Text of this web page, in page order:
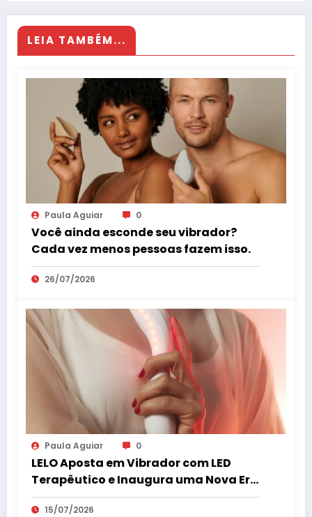
LEIA TAMBÉM...
Paula Aguiar 0
Você ainda esconde seu vibrador?
Cada vez menos pessoas fazem isso.
26/07/2026
Paula Aguiar 0
LELO Aposta em Vibrador com LED
Terapêutico e Inaugura uma Nova Era
do Bem-Estar Íntimo
15/07/2026